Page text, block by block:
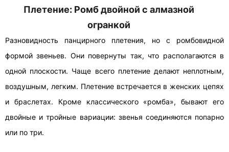
Плетение: Ромб двойной с алмазной
огранкой
Разновидность панцирного плетения, но с ромбовидной
формой звеньев. Они повернуты так, что располагаются в
одной плоскости. Чаще всего плетение делают неплотным,
воздушным, легким. Плетение встречается в женских цепях
и браслетах. Кроме классического «ромба», бывают его
двойные и тройные вариации: звенья соединяются попарно
или по три.